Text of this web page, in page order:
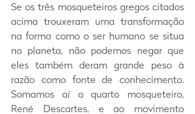
Se os três mosqueteiros gregos citados
acima trouxeram uma transformação
na forma como o ser humano se situa
no planeta, não podemos negar que
eles também deram grande peso à
razão como fonte de conhecimento.
Somamos aí o quarto mosqueteiro,
René Descartes, e ao movimento